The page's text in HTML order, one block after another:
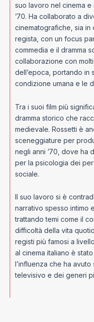
suo lavoro nel cinema e
’70. Ha collaborato a
cinematografiche, sia
regista, con un focus
commedia e il dramma
collaborazione con
dell’epoca, portando in
condizione umana e le
Tra i suoi film più
dramma storico che
medievale. Rossetti è
sceneggiature per
negli anni ’70, dove ha
per la psicologia dei
sociale.
Il suo lavoro si è
narrativo spesso intimo
trattando temi come il
difficoltà della vita
registi più famosi a
al cinema italiano è
l’influenza che ha
televisivo e dei generi